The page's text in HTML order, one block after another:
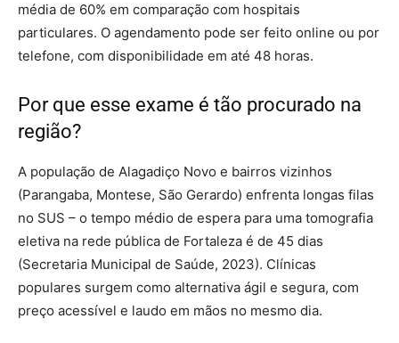
média de 60% em comparação com hospitais
particulares. O agendamento pode ser feito online ou por
telefone, com disponibilidade em até 48 horas.
Por que esse exame é tão procurado na
região?
A população de Alagadiço Novo e bairros vizinhos
(Parangaba, Montese, São Gerardo) enfrenta longas filas
no SUS – o tempo médio de espera para uma tomografia
eletiva na rede pública de Fortaleza é de 45 dias
(Secretaria Municipal de Saúde, 2023). Clínicas
populares surgem como alternativa ágil e segura, com
preço acessível e laudo em mãos no mesmo dia.